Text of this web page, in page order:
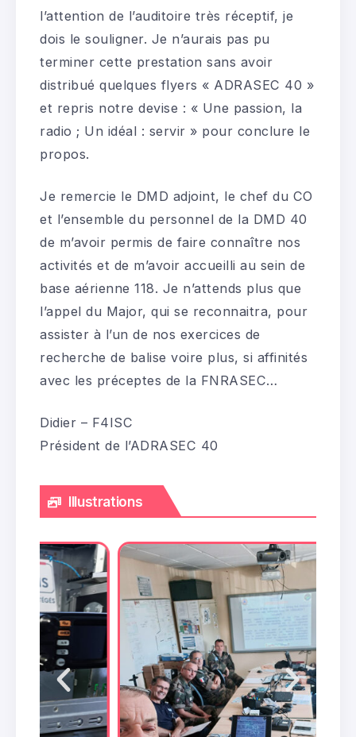
l’attention de l’auditoire très réceptif, je
dois le souligner. Je n’aurais pas pu
terminer cette prestation sans avoir
distribué quelques flyers « ADRASEC 40 »
et repris notre devise : « Une passion, la
radio ; Un idéal : servir » pour conclure le
propos.
Je remercie le DMD adjoint, le chef du CO
et l’ensemble du personnel de la DMD 40
de m’avoir permis de faire connaître nos
activités et de m’avoir accueilli au sein de
base aérienne 118. Je n’attends plus que
l’appel du Major, qui se reconnaitra, pour
assister à l’un de nos exercices de
recherche de balise voire plus, si affinités
avec les préceptes de la FNRASEC…
Didier – F4ISC
Président de l’ADRASEC 40
Illustrations